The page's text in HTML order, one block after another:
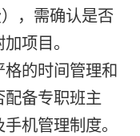
，需确认是否
项目。
的时间管理和
备专职班主
机管理制度。